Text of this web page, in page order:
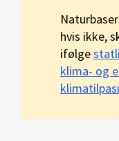
hvis ikke,
ifølge
klima- og